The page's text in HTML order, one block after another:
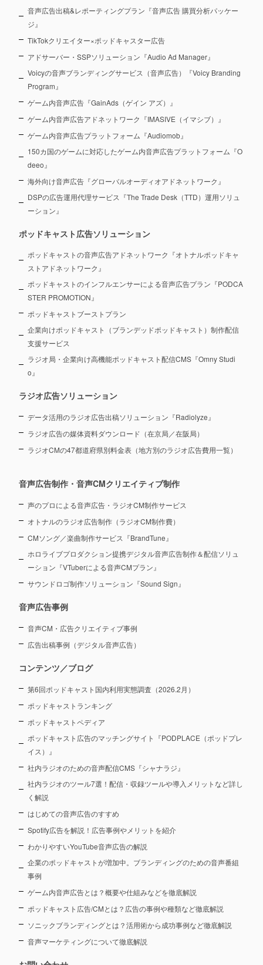
音声広告出稿&レポーティングプラン『音声広告 購買分析パッケー
ジ』
TikTokクリエイター×ポッドキャスター広告
アドサーバー・SSPソリューション『Audio Ad Manager』
Voicyの音声ブランディングサービス（音声広告）『Voicy Branding
Program』
ゲーム内音声広告『GainAds（ゲイン アズ）』
ゲーム内音声広告アドネットワーク『IMASIVE（イマシブ）』
ゲーム内音声広告プラットフォーム『Audiomob』
150カ国のゲームに対応したゲーム内音声広告プラットフォーム『O
deeo』
海外向け音声広告『グローバルオーディオアドネットワーク』
DSPの広告運用代理サービス『The Trade Desk（TTD）運用ソリュ
ーション』
ポッドキャスト広告ソリューション
ポッドキャストの音声広告アドネットワーク『オトナルポッドキャ
ストアドネットワーク』
ポッドキャストのインフルエンサーによる音声広告プラン『PODCA
STER PROMOTION』
ポッドキャストブーストプラン
企業向けポッドキャスト（ブランデッドポッドキャスト）制作配信
支援サービス
ラジオ局・企業向け高機能ポッドキャスト配信CMS『Omny Studi
o』
ラジオ広告ソリューション
データ活用のラジオ広告出稿ソリューション『Radiolyze』
ラジオ広告の媒体資料ダウンロード（在京局／在阪局）
ラジオCMの47都道府県別料金表（地方別のラジオ広告費用一覧）
音声広告制作・音声CMクリエイティブ制作
声のプロによる音声広告・ラジオCM制作サービス
オトナルのラジオ広告制作（ラジオCM制作費）
CMソング／楽曲制作サービス『BrandTune』
ホロライブプロダクション提携デジタル音声広告制作＆配信ソリュ
ーション 『VTuberによる音声CMプラン』
サウンドロゴ制作ソリューション『Sound Sign』
音声広告事例
音声CM・広告クリエイティブ事例
広告出稿事例（デジタル音声広告）
コンテンツ／ブログ
第6回ポッドキャスト国内利用実態調査（2026.2月）
ポッドキャストランキング
ポッドキャストペディア
ポッドキャスト広告のマッチングサイト『PODPLACE（ポッドプレ
イス）』
社内ラジオのための音声配信CMS『シャナラジ』
社内ラジオのツール7選！配信・収録ツールや導入メリットなど詳し
く解説
はじめての音声広告のすすめ
Spotify広告を解説！広告事例やメリットを紹介
わかりやすいYouTube音声広告の解説
企業のポッドキャストが増加中。ブランディングのための音声番組
事例
ゲーム内音声広告とは？概要や仕組みなどを徹底解説
ポッドキャスト広告/CMとは？広告の事例や種類など徹底解説
ソニックブランディングとは？活用術から成功事例など徹底解説
音声マーケティングについて徹底解説